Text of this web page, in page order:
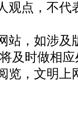
观点，不代
站，如涉及
及时做相
览，文明上